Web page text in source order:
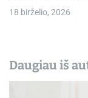
18 birželio, 2026
Daugiau iš